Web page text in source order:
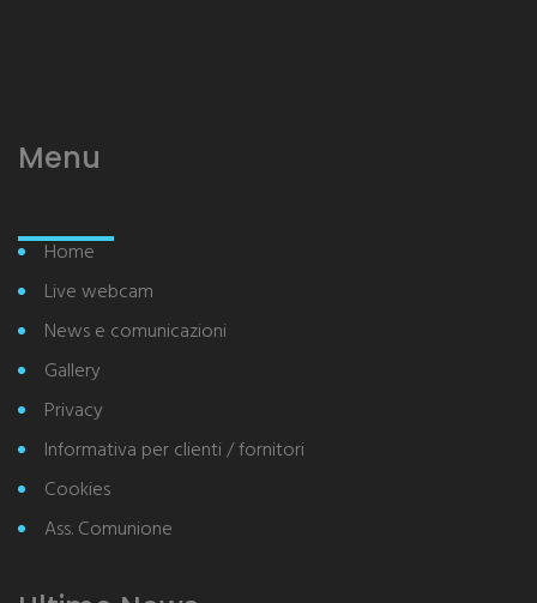
Menu
Home
Live webcam
News e comunicazioni
Gallery
Privacy
Informativa per clienti / fornitori
Cookies
Ass. Comunione